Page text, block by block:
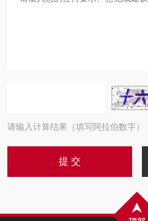
请输入计算结果（填写阿拉伯数字）